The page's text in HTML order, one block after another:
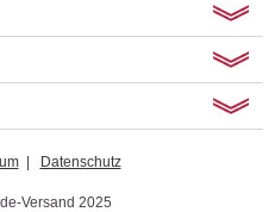
| Datenschutz
Versand 2025